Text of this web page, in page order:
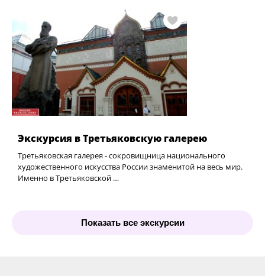
Экскурсия в Третьяковскую галерею
Третьяковская галерея - сокровищница национального
художественного искусства России знаменитой на весь мир.
Именно в Третьяковской …
Показать все экскурсии